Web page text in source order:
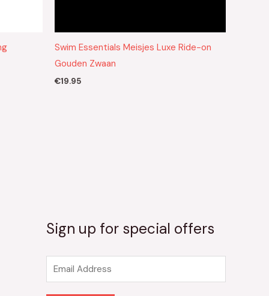
Swim Essentials Meisjes Luxe Ride-on
Gouden Zwaan
€19.95
Sign up for special offers
m